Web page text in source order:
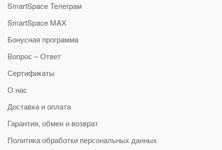
SmartSpace Телеграм
SmartSpace MAX
Бонусная программа
Вопрос – Ответ
Сертификаты
О нас
Доставка и оплата
Гарантия, обмен и возврат
Политика обработки персональных данных